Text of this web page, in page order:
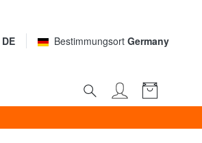
DE Bestimmungsort Germany